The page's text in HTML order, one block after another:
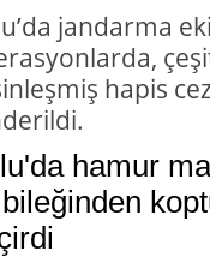
jandarma
hapis
hamur